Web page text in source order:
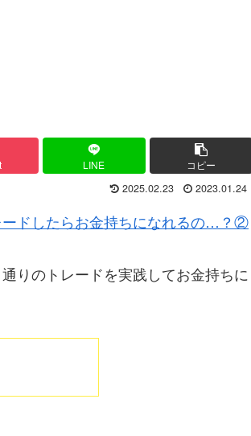
LINE コピー
2025.02.23 2023.01.24
ードしたらお金持ちになれるの…？②
りのトレードを実践してお金持ちに